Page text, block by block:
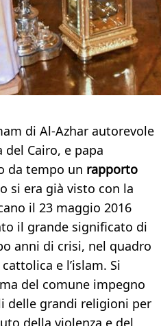
di Al-Azhar autorevole
Cairo, e papa
da tempo un rapporto
si era già visto con la
il 23 maggio 2016
il grande significato di
anni di crisi, nel quadro
e l’islam. Si
del comune impegno
delle grandi religioni per
della violenza e del